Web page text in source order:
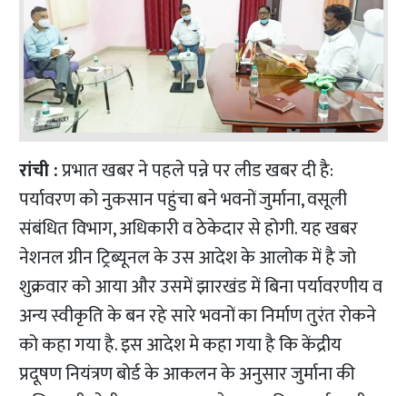
रांची :प्रभात खबर ने पहले पन्ने पर लीड खबर दी है:
पर्यावरण को नुकसान पहुंचा बने भवनों जुर्माना, वसूली
संबंधित विभाग, अधिकारी व ठेकेदार से होगी. यह खबर
नेशनल ग्रीन ट्रिब्यूनल के उस आदेश के आलोक में है जो
शुक्रवार को आया और उसमें झारखंड में बिना पर्यावरणीय व
अन्य स्वीकृति के बन रहे सारे भवनों का निर्माण तुरंत रोकने
को कहा गया है. इस आदेश मे कहा गया है कि केंद्रीय
प्रदूषण नियंत्रण बोर्ड के आकलन के अनुसार जुर्माना की